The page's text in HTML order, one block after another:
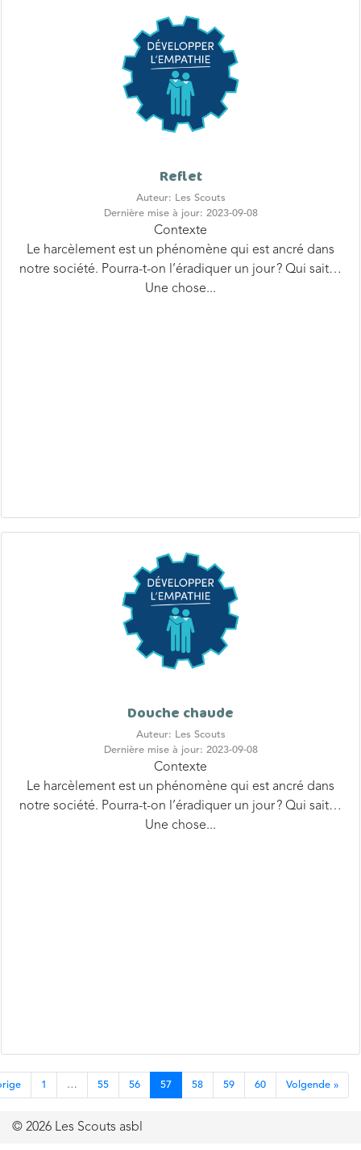
Auteur: Les Scouts
Contexte
Le harcèlement est un phénomène qui est ancré dans
notre société. Pourra-t-on l’éradiquer un jour ? Qui sait…
Une chose...
Auteur: Les Scouts
Contexte
Le harcèlement est un phénomène qui est ancré dans
notre société. Pourra-t-on l’éradiquer un jour ? Qui sait…
Une chose...
1 … 55 56 57 58 59 60 Volgende »
© 2026 Les Scouts asbl
Mentions légales−Vie privée